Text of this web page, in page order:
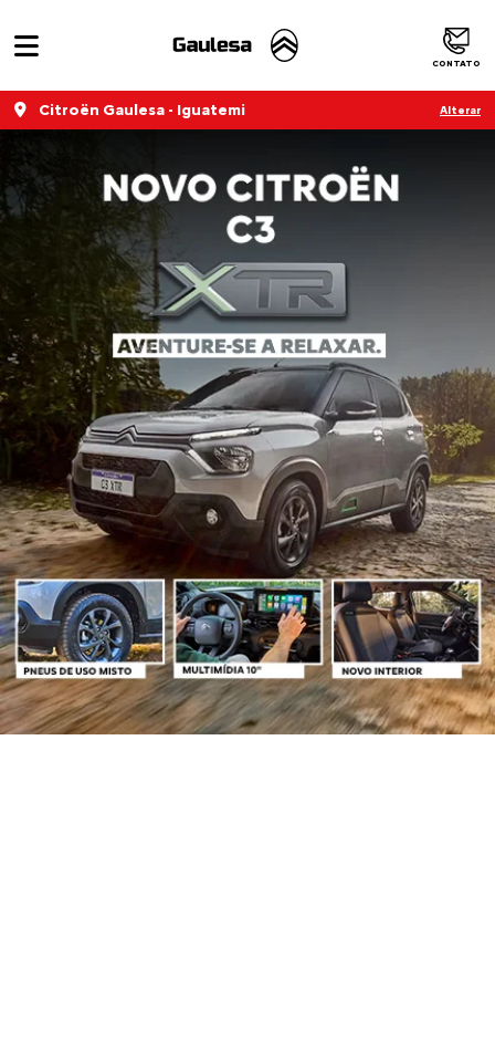
CONTATO
Citroën Gaulesa - Iguatemi Alterar